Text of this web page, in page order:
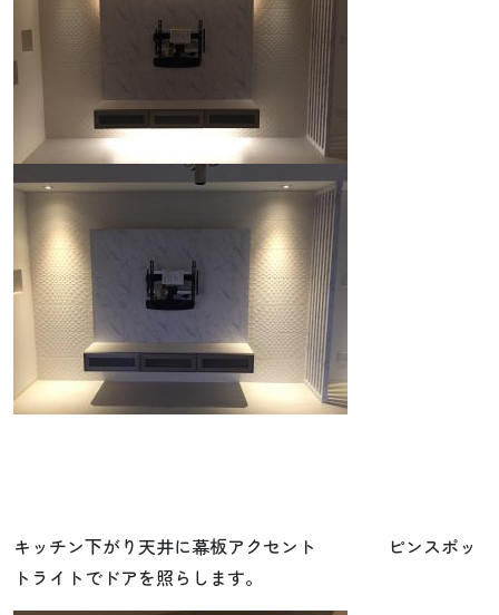
キッチン下がり天井に幕板アクセント ピンスポッ
トライトでドアを照らします。